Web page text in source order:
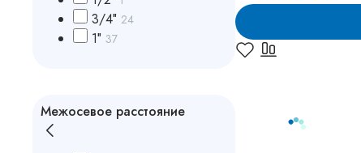
3/4″ 24
1″ 37
Межосевое расстояние